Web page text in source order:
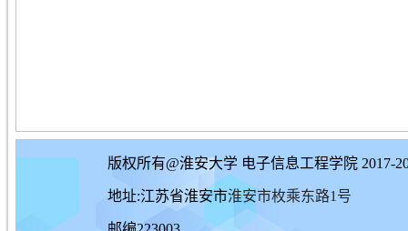
版权所有@淮安大学 电子信息工程学院 2017-
地址:江苏省淮安市淮安市枚乘东路1号